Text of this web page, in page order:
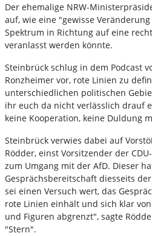
Der ehemalige NRW-
auf, wie eine "gewisse
Spektrum in Richtung auf eine
veranlasst werden könnte.
Steinbrück schlug in dem Podcast
Ronzheimer vor, rote Linien zu
unterschiedlichen politischen
ihr euch da nicht verlässlich drauf
keine Kooperation, keine Duldung
Steinbrück verwies dabei auf
Rödder, einst Vorsitzender der
zum Umgang mit der AfD. Dieser
Gesprächsbereitschaft diesseits
sei einen Versuch wert, das
rote Linien einhält und sich klar
und Figuren abgrenzt", sagte
"Stern".